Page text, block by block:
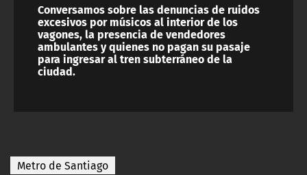
Conversamos sobre las denuncias de ruidos
excesivos por músicos al interior de los
vagones, la presencia de vendedores
ambulantes y quienes no pagan su pasaje
para ingresar al tren subterráneo de la
ciudad.
Metro de Santiago